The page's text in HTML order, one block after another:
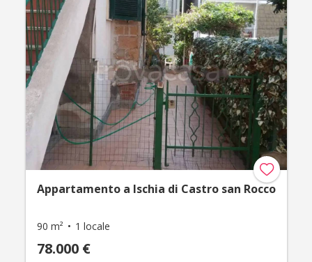
Appartamento a Ischia di Castro san Rocco
90 m² 1 locale
78.000 €